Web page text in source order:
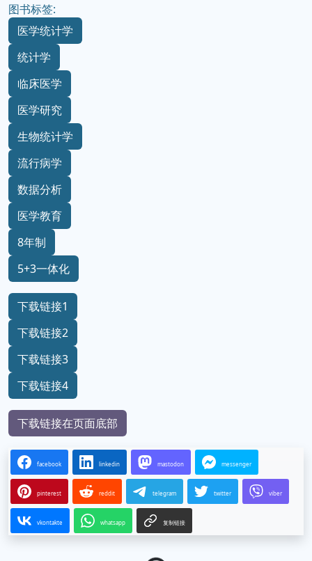
图书标签:
医学统计学
统计学
临床医学
医学研究
生物统计学
流行病学
数据分析
医学教育
8年制
5+3一体化
下载链接1
下载链接2
下载链接3
下载链接4
下载链接在页面底部
facebook linkedin mastodon messenger
pinterest reddit telegram twitter viber
vkontakte whatsapp 复制链接